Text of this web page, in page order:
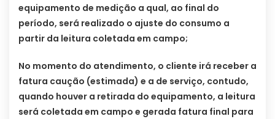
equipamento de medição a qual, ao final do
período, será realizado o ajuste do consumo a
partir da leitura coletada em campo;
No momento do atendimento, o cliente irá receber a
fatura caução (estimada) e a de serviço, contudo,
quando houver a retirada do equipamento, a leitura
será coletada em campo e gerada fatura final para